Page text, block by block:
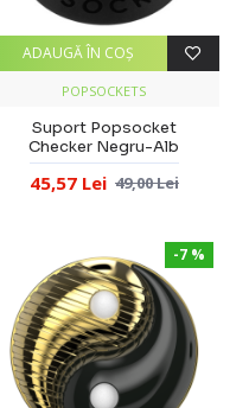
POPSOCKETS
Suport Popsocket
Checker Negru-Alb
45,57 Lei 49,00 Lei
ADAUGĂ ÎN COŞ
-7 %